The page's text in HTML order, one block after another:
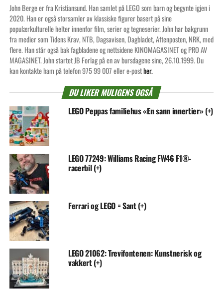
John Berge er fra Kristiansund. Han samlet på LEGO som barn og begynte igjen i
2020. Han er også storsamler av klassiske figurer basert på sine
populærkulturelle helter innenfor film, serier og tegneserier. John har bakgrunn
fra medier som Tidens Krav, NTB, Dagsavisen, Dagbladet, Aftenposten, NRK, med
flere. Han står også bak fagbladene og nettsidene KINOMAGASINET og PRO AV
MAGASINET. John startet JB Forlag på en av bursdagene sine, 26.10.1999. Du
kan kontakte ham på telefon 975 99 007 eller e-posther.
DU LIKER MULIGENS OGSÅ
LEGO Peppas familiehus «En sann innertier» (+)
LEGO 77249: Williams Racing FW46 F1®-
racerbil (+)
Ferrari og LEGO = Sant (+)
LEGO 21062: Trevifontenen: Kunstnerisk og
vakkert (+)